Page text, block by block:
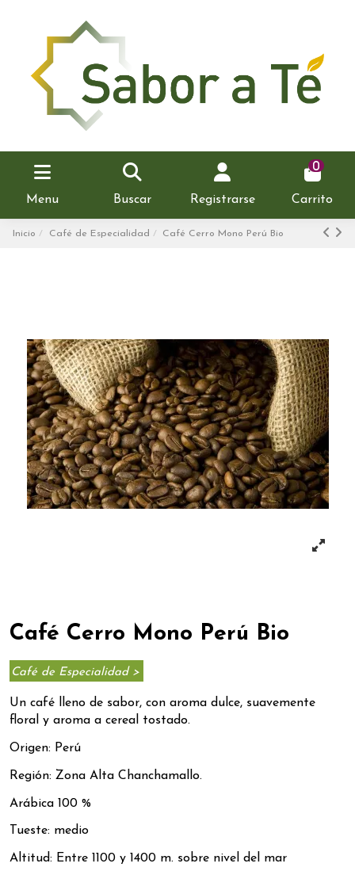
Menu Buscar Registrarse
0
Carrito
Inicio Café de Especialidad Café Cerro Mono Perú Bio
Café Cerro Mono Perú Bio
Café de Especialidad >
Un café lleno de sabor, con aroma dulce, suavemente
floral y aroma a cereal tostado.
Origen: Perú
Región: Zona Alta Chanchamallo.
Arábica 100 %
Tueste: medio
Altitud: Entre 1100 y 1400 m. sobre nivel del mar